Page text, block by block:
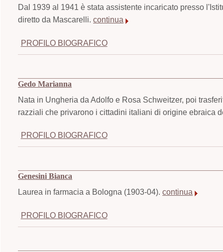
Dal 1939 al 1941 è stata assistente incaricato presso
diretto da Mascarelli.continua
PROFILO BIOGRAFICO
Gedo Marianna
Nata in Ungheria da Adolfo e Rosa Schweitzer, poi
razziali che privarono i cittadini italiani di origine ebraica
PROFILO BIOGRAFICO
Genesini Bianca
Laurea in farmacia a Bologna (1903-04).continua
PROFILO BIOGRAFICO